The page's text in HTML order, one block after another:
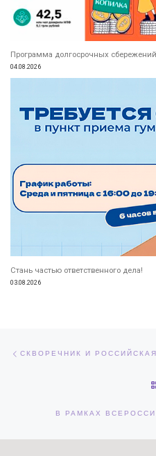
Программа долгосрочных
04.08.2026
Стань частью ответственного дела!
03.08.2026
Навигация по записям
СКВОРЕЧНИК И
В РАМКАХ